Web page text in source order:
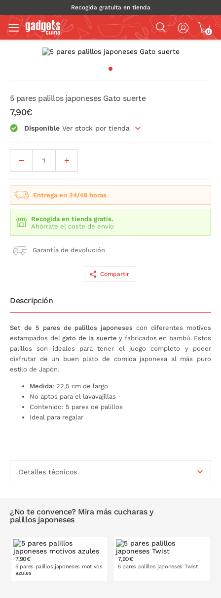
Recogida gratuita en tienda
0
5 pares palillos japoneses Gato suerte
7,90€
Disponible Ver stock por tienda
Entrega en 24/48 horas
Recogida en tienda gratis.
Ahórrate el coste de envío
Garantía de devolución
Compartir
Descripción
Set de 5 pares de palillos japonesescon diferentes motivos
estampados del gato de la suerte y fabricados en bambú. Estos
palillos son ideales para tener el juego completo y poder
disfrutar de un buen plato de comida japonesa al más puro
estilo de Japón.
Medida: 22,5 cm de largo
No aptos para el lavavajillas
Contenido: 5 pares de palillos
Ideal para regalar
Detalles técnicos
¿No te convence? Mira más cucharas y
palillos japoneses
7,90€
5 pares palillos japoneses motivos
azules
7,90€
5 pares palillos japoneses Twist